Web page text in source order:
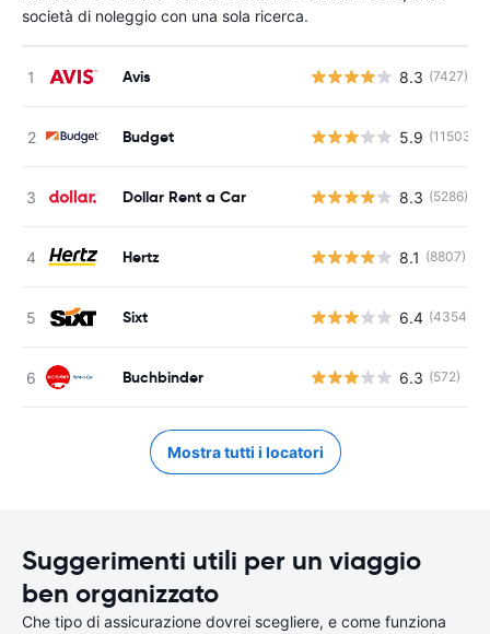
società di noleggio con una sola ricerca.
Avis 8.3 (7427)
Budget 5.9 (11503)
Dollar Rent a Car 8.3 (5286)
Hertz 8.1 (8807)
Sixt 6.4 (4354)
Buchbinder 6.3 (572)
Mostra tutti i locatori
Suggerimenti utili per un viaggio
ben organizzato
Che tipo di assicurazione dovrei scegliere, e come funziona